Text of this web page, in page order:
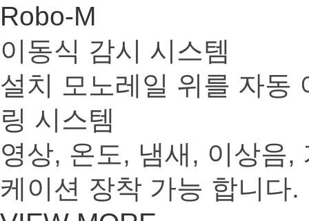
Robo-M
이동식 감시 시스템
설치 모노레일 위를 자동
링 시스템
영상, 온도, 냄새, 이상음,
케이션 장착 가능 합니다.